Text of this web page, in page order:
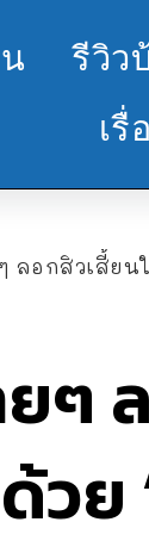
รีวิว
เรื่
ลอกสิวเสี้ยน
ๆ
วย